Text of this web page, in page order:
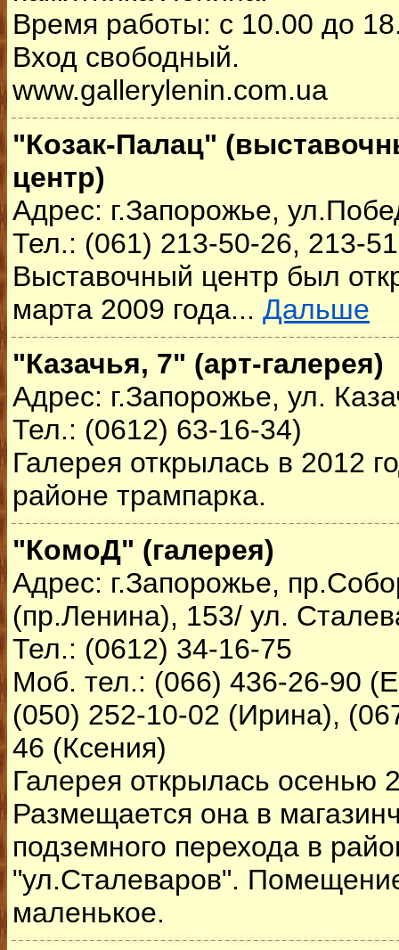
Время работы: с 10.00 до
Вход свободный.
www.gallerylenin.com.ua
"Козак-Палац"
центр)
Адрес: г.Запорожье,
Тел.: (061) 213-50-26, 213-
Выставочный центр был
марта 2009 года... Дальше
"Казачья, 7" (арт-галерея)
Адрес: г.Запорожье, ул.
Тел.: (0612) 63-16-34)
Галерея открылась в 2012
районе трампарка.
"КомоД" (галерея)
Адрес: г.Запорожье,
(пр.Ленина), 153/ ул.
Тел.: (0612) 34-16-75
Моб. тел.: (066) 436-26-90
(050) 252-10-02 (Ирина),
46 (Ксения)
Галерея открылась осенью
Размещается она в
подземного перехода в
"ул.Сталеваров".
маленькое.